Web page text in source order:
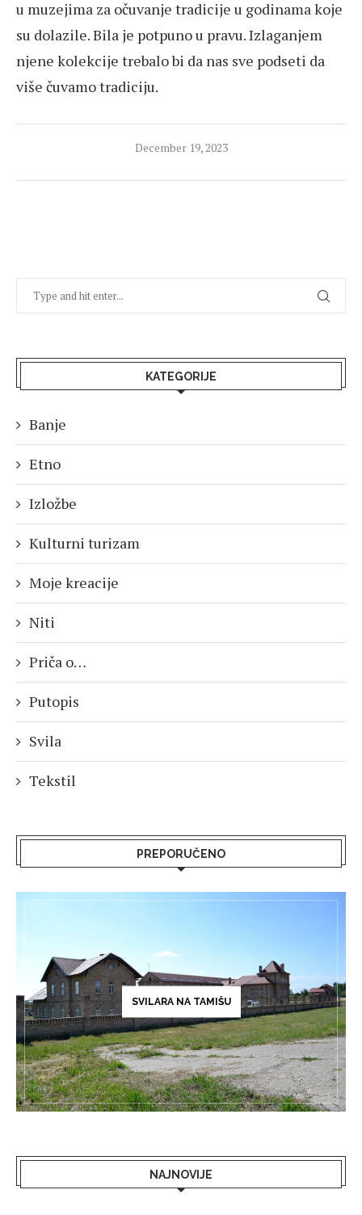
u muzejima za očuvanje tradicije u godinama koje
su dolazile. Bila je potpuno u pravu. Izlaganjem
njene kolekcije trebalo bi da nas sve podseti da
više čuvamo tradiciju.
December 19, 2023
KATEGORIJE
Banje
Etno
Izložbe
Kulturni turizam
Moje kreacije
Niti
Priča o…
Putopis
Svila
Tekstil
PREPORUČENO
SVILARA NA TAMIŠU
NAJNOVIJE